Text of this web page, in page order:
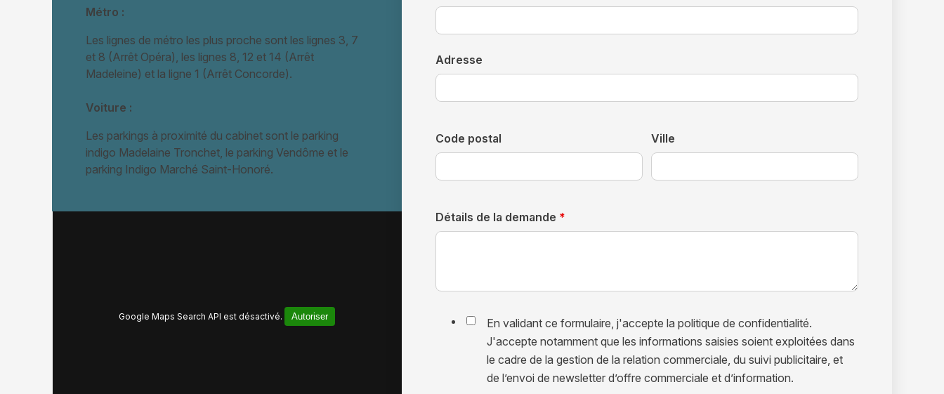
Métro :
Les lignes de métro les plus proche sont les lignes 3, 7
et 8 (Arrêt Opéra), les lignes 8, 12 et 14 (Arrêt
Madeleine) et la ligne 1 (Arrêt Concorde).
Voiture :
Les parkings à proximité du cabinet sont le parking
indigo Madelaine Tronchet, le parking Vendôme et le
parking Indigo Marché Saint-Honoré.
Google Maps Search API est désactivé. Autoriser
Adresse
Code postal Ville
Détails de la demande *
En validant ce formulaire, j'accepte la politique de confidentialité.
J'accepte notamment que les informations saisies soient exploitées dans
le cadre de la gestion de la relation commerciale, du suivi publicitaire, et
de l’envoi de newsletter d’offre commerciale et d’information.